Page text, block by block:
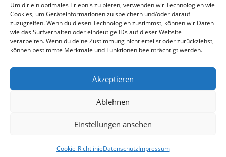
Um dir ein optimales Erlebnis zu bieten, verwenden wir Technologien wie
Cookies, um Geräteinformationen zu speichern und/oder darauf
zuzugreifen. Wenn du diesen Technologien zustimmst, können wir Daten
wie das Surfverhalten oder eindeutige IDs auf dieser Website
verarbeiten. Wenn du deine Zustimmung nicht erteilst oder zurückziehst,
können bestimmte Merkmale und Funktionen beeinträchtigt werden.
Akzeptieren
Ablehnen
Einstellungen ansehen
Cookie-RichtlinieDatenschutzImpressum
Schnellkühlsysteme
Milchkühlwannen von 320 bis 1950 Liter